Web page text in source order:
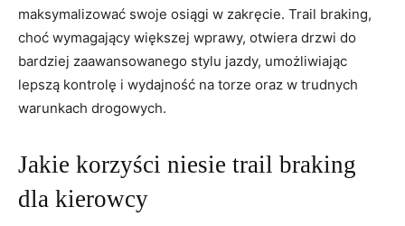
maksymalizować swoje osiągi w zakręcie. Trail braking,
choć wymagający większej wprawy, otwiera drzwi do
bardziej zaawansowanego stylu jazdy, umożliwiając
lepszą kontrolę i wydajność na torze oraz w trudnych
warunkach drogowych.
Jakie korzyści niesie trail braking
dla kierowcy